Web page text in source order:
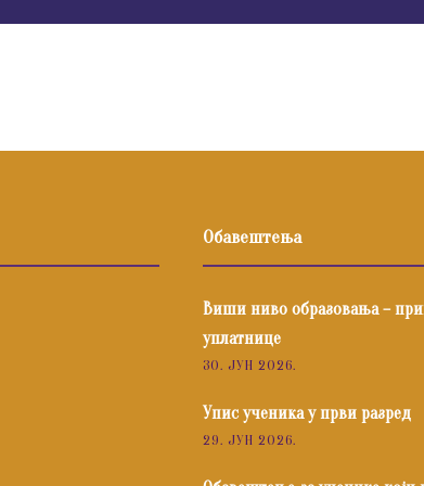
Обавештења
Виши ниво образовања –
уплатнице
30. ЈУН 2026.
Упис ученика у први разред
29. ЈУН 2026.